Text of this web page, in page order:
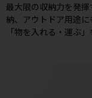
最大限の収納力を発
納、アウトドア用途
「物を入れる・運ぶ